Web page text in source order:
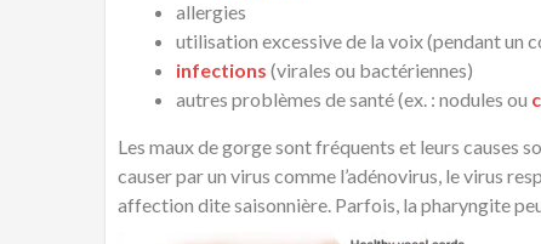
allergies
utilisation excessive de la voix (pendant un
infections (virales ou bactériennes)
autres problèmes de santé (ex. : nodules ou
Les maux de gorge sont fréquents et leurs causes
causer par un virus comme l’adénovirus, le virus
affection dite saisonnière. Parfois, la pharyngite